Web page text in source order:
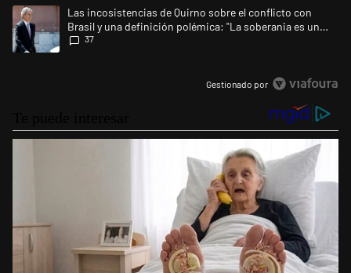
Un artículo de tendencia con el título "Las incosistencias de Quirno
Las incosistencias de Quirno sobre el conflicto con
Brasil y una definición polémica: "La soberania es un
concepto antiguo"
37
Gestionado por